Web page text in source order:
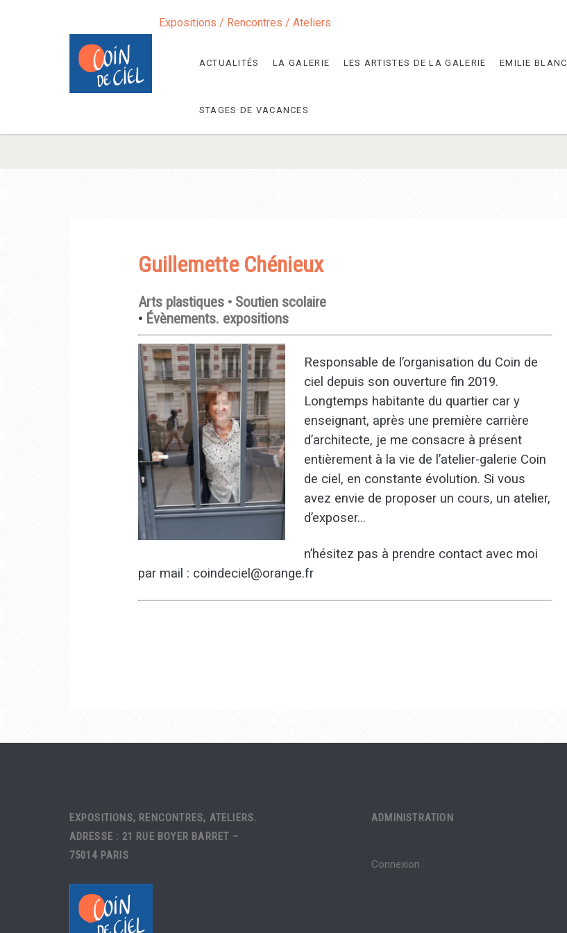
Expositions / Rencontres / Ateliers
ACTUALITÉS LA GALERIE LES ARTISTES DE LA GALERIE EMILIE BLANC
STAGES DE VACANCES
Guillemette Chénieux
Arts plastiques • Soutien scolaire
• Évènements. expositions
Responsable de l’organisation du Coin de
ciel depuis son ouverture fin 2019.
Longtemps habitante du quartier car y
enseignant, après une première carrière
d’architecte, je me consacre à présent
entièrement à la vie de l’atelier-galerie Coin
de ciel, en constante évolution. Si vous
avez envie de proposer un cours, un atelier,
d’exposer…
n’hésitez pas à prendre contact avec moi
par mail : coindeciel@orange.fr
EXPOSITIONS, RENCONTRES, ATELIERS.
ADRESSE : 21 RUE BOYER BARRET –
75014 PARIS
ADMINISTRATION
Connexion